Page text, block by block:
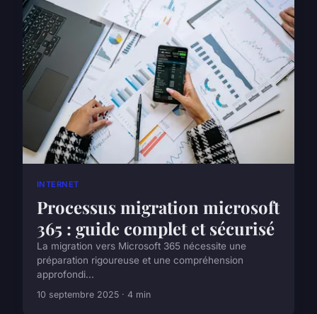
INTERNET
Processus migration microsoft
365 : guide complet et sécurisé
La migration vers Microsoft 365 nécessite une
préparation rigoureuse et une compréhension
approfondi...
10 septembre 2025 · 4 min